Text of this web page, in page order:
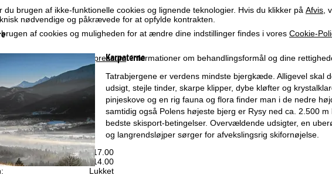
du brugen af ikke-funktionelle cookies og lignende teknologier. Hvis du klikker på Afvis ,
nødvendige og påkrævede for at opfylde kontrakten.
af cookies og muligheden for at ændre dine indstillinger findes i vores Cookie-
kan findes i vores
impressum. Informationer om behandlingsformål og dine
databeskyttelse.
Kl. 9.00-17.00
Kl. 9.00-14.00
Lukket
Karpaterne
Tatrabjergene er verdens mindste bjergkæde. Alligevel skal
udsigt, stejle tinder, skarpe klipper, dybe kløfter og
pinjeskove og en rig fauna og flora finder man i de nedre
samtidig også Polens højeste bjerg er Rysy ned ca. 2.500
bedste skisport-betingelser. Overvældende udsigter, en
og langrendsløjper sørger for afvekslingsrig skifornøjelse.